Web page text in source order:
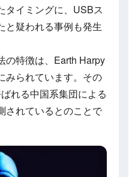
タイミングに、USBス
と疑われる事例も発生
の特徴は、Earth Harpy
みられています。その
れる中国系集団による
されているとのことで